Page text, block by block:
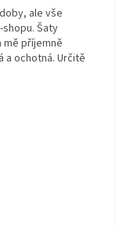
ale vše
Šaty
příjemně
a ochotná. Určitě